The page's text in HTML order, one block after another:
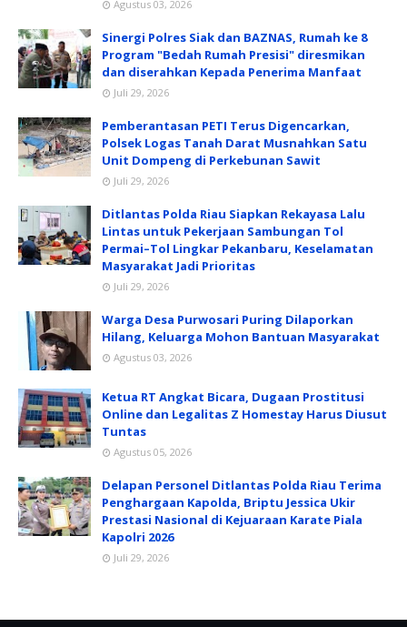
Agustus 03, 2026
Sinergi Polres Siak dan BAZNAS, Rumah ke 8
Program "Bedah Rumah Presisi" diresmikan
dan diserahkan Kepada Penerima Manfaat
Juli 29, 2026
Pemberantasan PETI Terus Digencarkan,
Polsek Logas Tanah Darat Musnahkan Satu
Unit Dompeng di Perkebunan Sawit
Juli 29, 2026
Ditlantas Polda Riau Siapkan Rekayasa Lalu
Lintas untuk Pekerjaan Sambungan Tol
Permai–Tol Lingkar Pekanbaru, Keselamatan
Masyarakat Jadi Prioritas
Juli 29, 2026
Warga Desa Purwosari Puring Dilaporkan
Hilang, Keluarga Mohon Bantuan Masyarakat
Agustus 03, 2026
Ketua RT Angkat Bicara, Dugaan Prostitusi
Online dan Legalitas Z Homestay Harus Diusut
Tuntas
Agustus 05, 2026
Delapan Personel Ditlantas Polda Riau Terima
Penghargaan Kapolda, Briptu Jessica Ukir
Prestasi Nasional di Kejuaraan Karate Piala
Kapolri 2026
Juli 29, 2026